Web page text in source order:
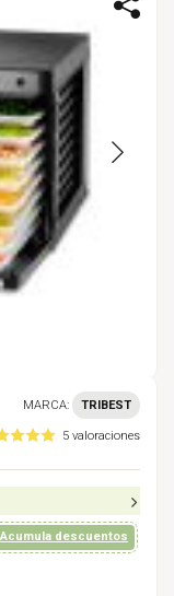
MARCA: TRIBEST
5 valoraciones
Acumula descuentos